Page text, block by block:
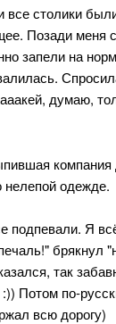
столики
Позади меня
запели на
думаю,
компания
нелепой одежде.
подпевали. Я
брякнул
так
Потом по-
всю дорогу)